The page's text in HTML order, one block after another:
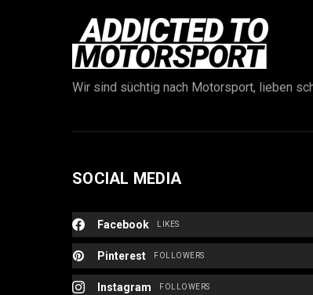
Wir sind süchtig nach Motorsport, lieben
SOCIAL MEDIA
Facebook LIKES
Pinterest FOLLOWERS
Instagram FOLLOWERS